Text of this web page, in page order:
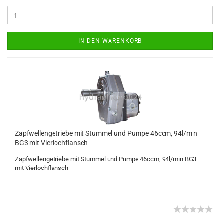
IN DEN WARENKORB
Zapfwellengetriebe mit Stummel und Pumpe 46ccm, 94l/min
BG3 mit Vierlochflansch
Zapfwellengetriebe mit Stummel und Pumpe 46ccm, 94l/min BG3
mit Vierlochflansch